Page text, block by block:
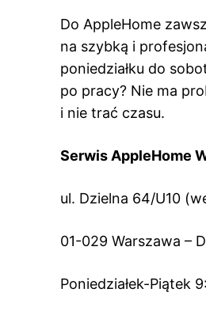
Do AppleHome
na szybką i
poniedziałku do
po pracy? Nie ma
i nie trać czasu.
Serwis AppleHome
ul. Dzielna 64/U10
01-029 Warszawa –
Poniedziałek-Piątek